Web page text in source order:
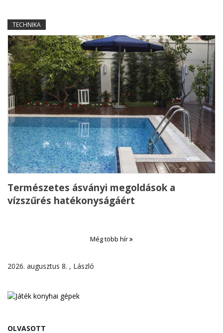
TECHNIKA
Természetes ásványi megoldások a
vízszűrés hatékonyságáért
Még több hír
2026. augusztus 8. , László
OLVASOTT